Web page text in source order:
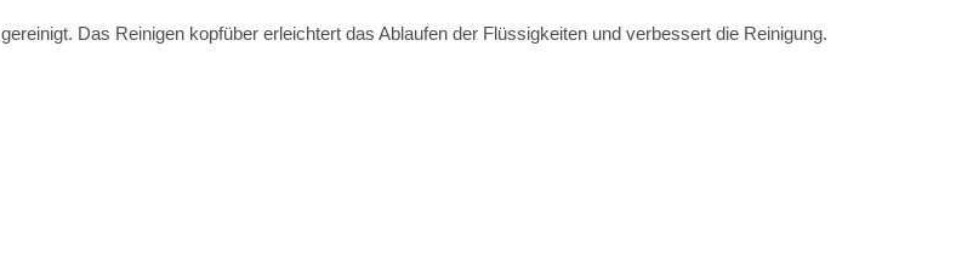
gereinigt. Das Reinigen kopfüber erleichtert das Ablaufen der Flüssigkeiten und verbessert die Reinigung.